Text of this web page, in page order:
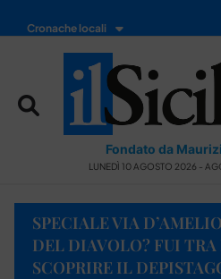
Cronache locali
Fondato da
LUNEDÌ 10 AGOSTO 2026 -
SPECIALE VIA
DEL DIAVOLO? FUI TRA
SCOPRIRE IL